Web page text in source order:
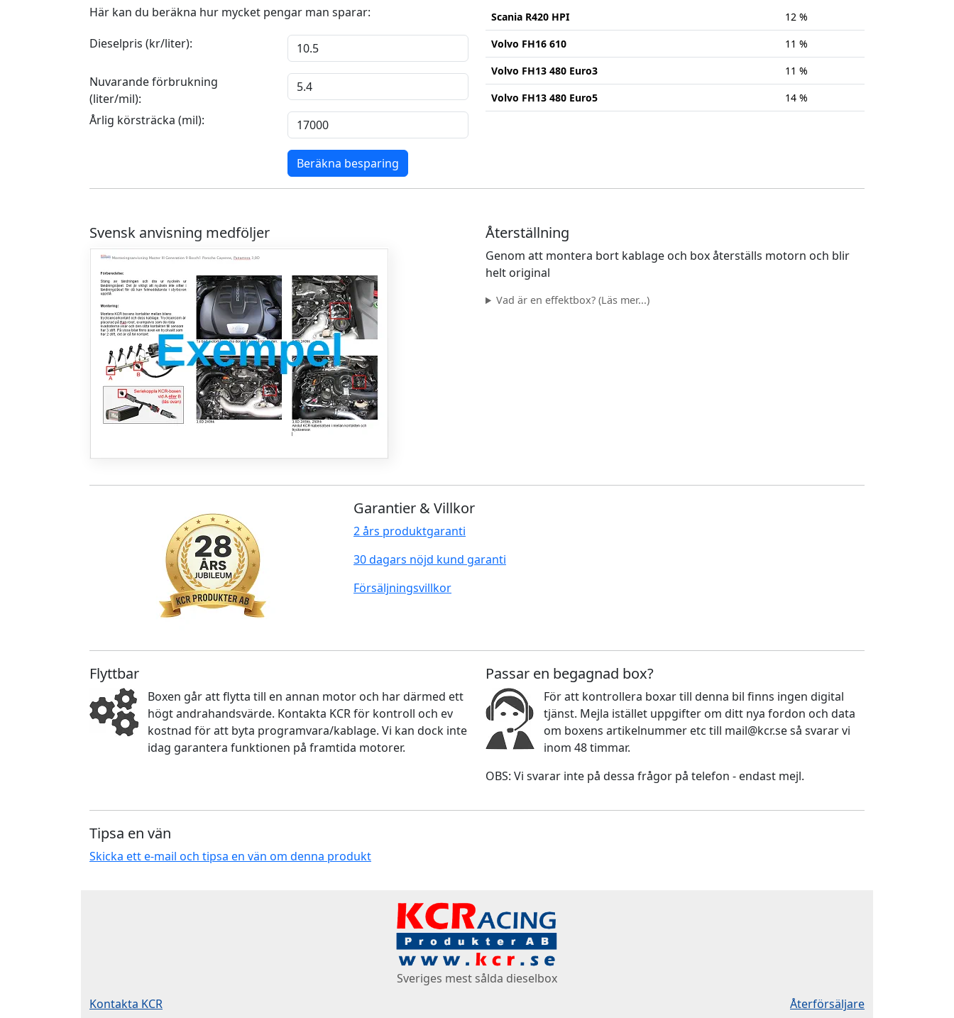
Här kan du beräkna hur mycket pengar man sparar:
Dieselpris (kr/liter):
Nuvarande förbrukning
(liter/mil):
Årlig körsträcka (mil):
Beräkna besparing
Scania R420 HPI
12 %
Volvo FH16 610
11 %
Volvo FH13 480 Euro3
11 %
Volvo FH13 480 Euro5
14 %
Svensk anvisning medföljer Återställning
Genom att montera bort kablage och box återställs motorn och blir
helt original
Vad är en effektbox? (Läs mer...)
Garantier & Villkor
2 års produktgaranti
30 dagars nöjd kund garanti
Försäljningsvillkor
Flyttbar
Boxen går att flytta till en annan motor och har därmed ett
högt andrahandsvärde. Kontakta KCR för kontroll och ev
kostnad för att byta programvara/kablage. Vi kan dock inte
idag garantera funktionen på framtida motorer.
Passar en begagnad box?
För att kontrollera boxar till denna bil finns ingen digital
tjänst. Mejla istället uppgifter om ditt nya fordon och data
om boxens artikelnummer etc till mail@kcr.se så svarar vi
inom 48 timmar.
OBS: Vi svarar inte på dessa frågor på telefon - endast mejl.
Tipsa en vän
Skicka ett e-mail och tipsa en vän om denna produkt
Sveriges mest sålda dieselbox
Kontakta KCR
Återförsäljare